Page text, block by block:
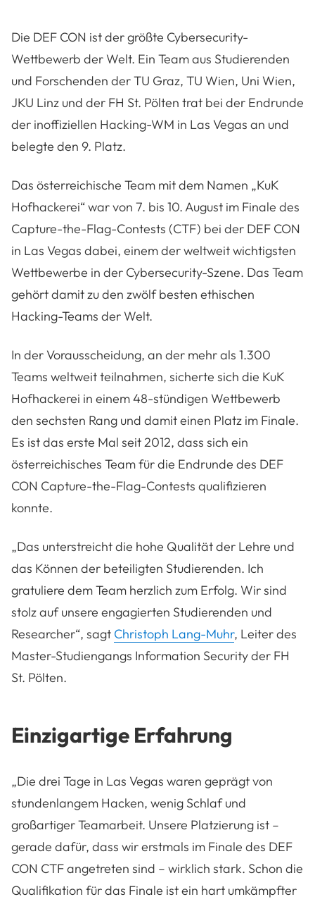
Die DEF CON ist der größte Cybersecurity-
Wettbewerb der Welt. Ein Team aus Studierenden
und Forschenden der TU Graz, TU Wien, Uni Wien,
JKU Linz und der FH St. Pölten trat bei der Endrunde
der inoffiziellen Hacking-WM in Las Vegas an und
belegte den 9. Platz.
Das österreichische Team mit dem Namen „KuK
Hofhackerei“ war von 7. bis 10. August im Finale des
Capture-the-Flag-Contests (CTF) bei der DEF CON
in Las Vegas dabei, einem der weltweit wichtigsten
Wettbewerbe in der Cybersecurity-Szene. Das Team
gehört damit zu den zwölf besten ethischen
Hacking-Teams der Welt.
In der Vorausscheidung, an der mehr als 1.300
Teams weltweit teilnahmen, sicherte sich die KuK
Hofhackerei in einem 48-stündigen Wettbewerb
den sechsten Rang und damit einen Platz im Finale.
Es ist das erste Mal seit 2012, dass sich ein
österreichisches Team für die Endrunde des DEF
CON Capture-the-Flag-Contests qualifizieren
konnte.
„Das unterstreicht die hohe Qualität der Lehre und
das Können der beteiligten Studierenden. Ich
gratuliere dem Team herzlich zum Erfolg. Wir sind
stolz auf unsere engagierten Studierenden und
Researcher“, sagt Christoph Lang-Muhr, Leiter des
Master-Studiengangs Information Security der FH
St. Pölten.
Einzigartige Erfahrung
„Die drei Tage in Las Vegas waren geprägt von
stundenlangem Hacken, wenig Schlaf und
großartiger Teamarbeit. Unsere Platzierung ist –
gerade dafür, dass wir erstmals im Finale des DEF
CON CTF angetreten sind – wirklich stark. Schon die
Qualifikation für das Finale ist ein hart umkämpfter